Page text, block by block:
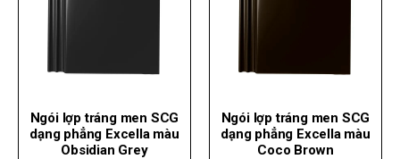
Ngói lợp tráng men SCG
dạng phẳng Excella màu
Obsidian Grey
Ngói lợp tráng men SCG
dạng phẳng Excella màu
Coco Brown